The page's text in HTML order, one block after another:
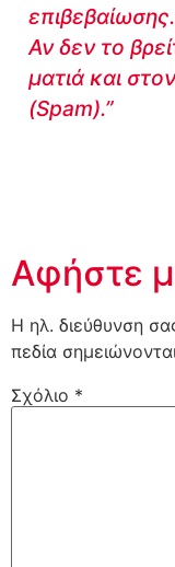
επιβεβαίωσης.
Αν δεν το
ματιά και
(Spam).”
Αφήστε
Η ηλ. διεύθυνση
πεδία
Σχόλιο *